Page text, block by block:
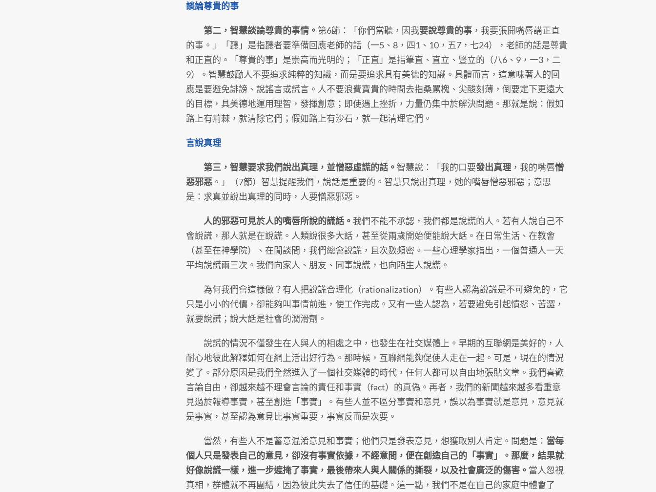
談論尊貴的事
第二，智慧談論尊貴的事情。 第6節：「你們當聽，因我要說尊貴的事 ，我要張開嘴唇講正直
的事。」「聽」是指聽者要準備回應老師的話（一5、8，四1、10，五7，七24），老師的話是尊貴
和正直的。「尊貴的事」是崇高而光明的；「正直」是指筆直、直立、豎立的（八6、9，一3，二
9）。智慧鼓勵人不要追求純粹的知識，而是要追求具有美德的知識。具體而言，這意味著人的回
應是要避免誹謗、說謠言或謊言。人不要浪費寶貴的時間去指桑罵槐、尖酸刻薄，倒要定下更遠大
的目標，具美德地運用理智，發揮創意；即使遇上挫折，力量仍集中於解決問題。那就是說：假如
路上有荊棘，就清除它們；假如路上有沙石，就一起清理它們。
言說真理
第三，智慧要求我們說出真理，並憎惡虛謊的話。 智慧說：「我的口要發出真理 ，我的嘴唇憎
惡邪惡 。」（7節）智慧提醒我們，說話是重要的。智慧只說出真理，她的嘴唇憎惡邪惡；意思
是：求真並說出真理的同時，人要憎惡邪惡。
人的邪惡可見於人的嘴唇所說的謊話。 我們不能不承認，我們都是說謊的人。若有人說自己不
會說謊，那人就是在說謊。人類說很多大話，甚至從兩歲開始便能說大話。在日常生活、在教會
（甚至在神學院）、在閒談間，我們總會說謊，且次數頻密。一些心理學家指出，一個普通人一天
平均說謊兩三次。我們向家人、朋友、同事說謊，也向陌生人說謊。
為何我們會這樣做？有人把說謊合理化（rationalization）。有些人認為說謊是不可避免的，它
只是小小的代價，卻能夠叫事情前進，使工作完成。又有一些人認為，若要避免引起憤怒、苦澀，
就要說謊；說大話是社會的潤滑劑。
說謊的情況不僅發生在人與人的相處之中，也發生在社交媒體上。早期的互聯網是美好的，人
耐心地彼此解釋如何在網上活出好行為。那時候，互聯網能夠促使人走在一起。可是，現在的情況
變了。部分原因是我們全然進入了一個社交媒體的時代，任何人都可以自由地張貼文章。我們喜歡
言論自由，卻越來越不理會言論的責任和事實（fact）的真偽。再者，我們的新聞越來越多看重意
見過於報導事實，甚至創造「事實」。有些人並不區分事實和意見，誤以為事實就是意見，意見就
是事實，甚至認為意見比事實重要，事實反而是次要。
當然，有些人不是蓄意混淆意見和事實；他們只是發表意見，想獲取別人肯定。問題是： 當每
個人只是發表自己的意見，卻沒有事實依據，不經意間，便在創造自己的「事實」。那麼，結果就
好像說謊一樣，進一步遮掩了事實，最後帶來人與人關係的撕裂，以及社會廣泛的傷害。 當人忽視
真相，群體就不再團結，因為彼此失去了信任的基礎。這一點，我們不是在自己的家庭中體會了